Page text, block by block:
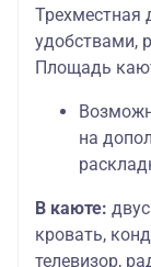
Трехместная
удобствами,
Площадь
на
В каюте:
кровать,
телевизор,